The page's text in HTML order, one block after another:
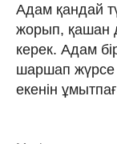
Адам қандай
жорып, қашан
керек. Адам
шаршап жүрсе
екенін